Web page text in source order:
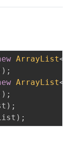
ArrayList<
) ;
ArrayList<
) ;
) ;
) ;